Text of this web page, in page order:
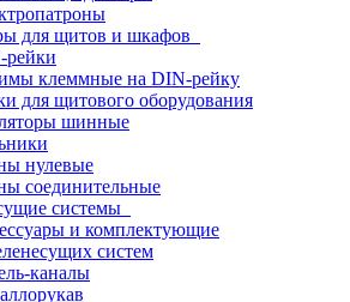
для щитов и шкафов
рейки
клеммные на DIN-рейку
для щитового оборудования
шинные
нулевые
соединительные
системы
и комплектующие
систем
каналы